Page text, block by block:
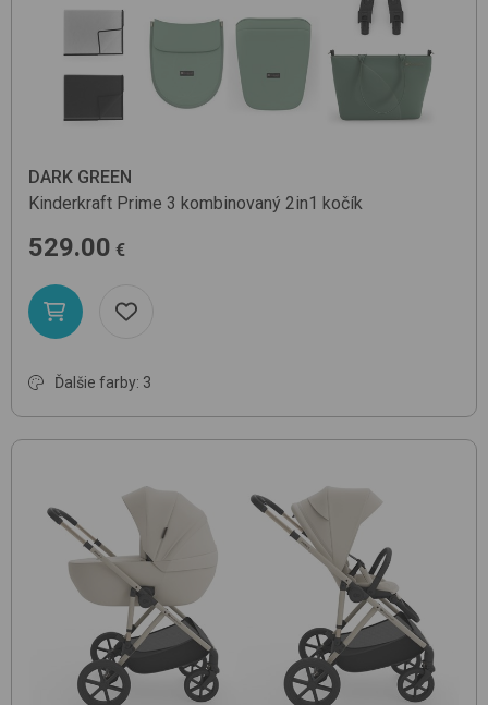
DARK GREEN
Kinderkraft Prime 3 kombinovaný 2in1 kočík
529.00 €
Ďalšie farby: 3